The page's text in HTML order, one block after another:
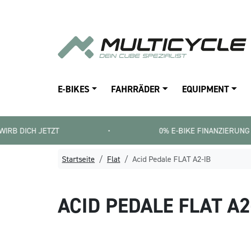
E-BIKES FAHRRÄDER EQUIPMENT
0% E-BIKE FINANZIERUNG   |
Startseite Flat Acid Pedale FLAT A2-IB
ACID PEDALE FLAT